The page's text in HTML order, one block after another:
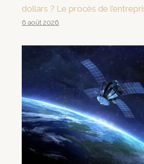
dollars ? Le procès de
6 août 2026